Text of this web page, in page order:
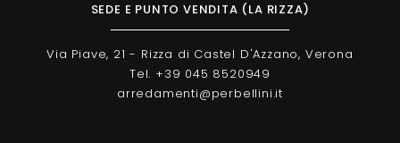
SEDE E PUNTO VENDITA (LA RIZZA)
Via Piave, 21 - Rizza di Castel D'Azzano, Verona
Tel. +39 045 8520949
arredamenti@perbellini.it